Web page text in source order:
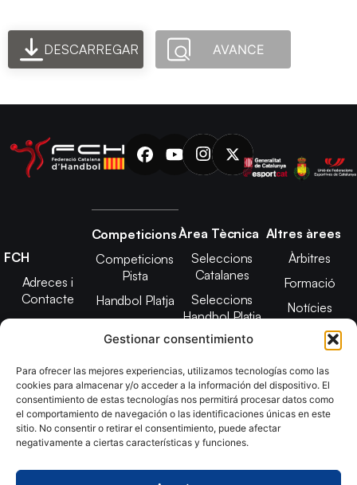
Gestionar consentimiento
Para ofrecer las mejores experiencias, utilizamos tecnologías como las
cookies para almacenar y/o acceder a la información del dispositivo. El
consentimiento de estas tecnologías nos permitirá procesar datos como
el comportamiento de navegación o las identificaciones únicas en este
sitio. No consentir o retirar el consentimiento, puede afectar
negativamente a ciertas características y funciones.
DESCARREGAR AVANCE
FCH
Adreces i
Contacte
Junta Directiva
2025
Estatuts
Transparència
Imatge
Competicions
Competicions
Pista
Handbol Platja
Àrea Tècnica
Seleccions
Catalanes
Seleccions
Handbol Platja
Tecnificació
CATH
Promoció
Altres àrees
Àrbitres
Formació
Notícies
Adreces de
contacte